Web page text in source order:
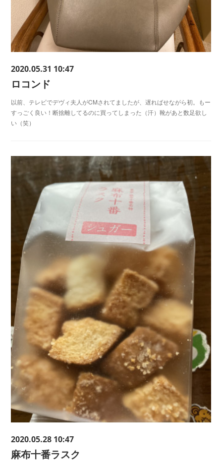
2020.05.31 10:47
ロコンド
以前、テレビでデヴィ夫人がCMされてましたが、遅ればせながら初。もー
すっごく良い！断捨離してるのに買ってしまった（汗）靴があと数足欲し
い（笑）
2020.05.28 10:47
麻布十番ラスク